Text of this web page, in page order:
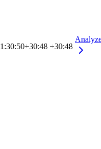
1:30:50+30:48 +30:48